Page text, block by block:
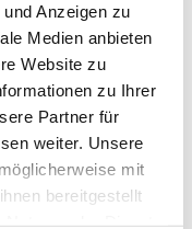
Anzeigen zu
Medien anbieten
Website zu
zu Ihrer
Partner für
weiter. Unsere
mit
bereitgestellt
über potenzielle
alle relevanten
an rechtliche
Fragen
und